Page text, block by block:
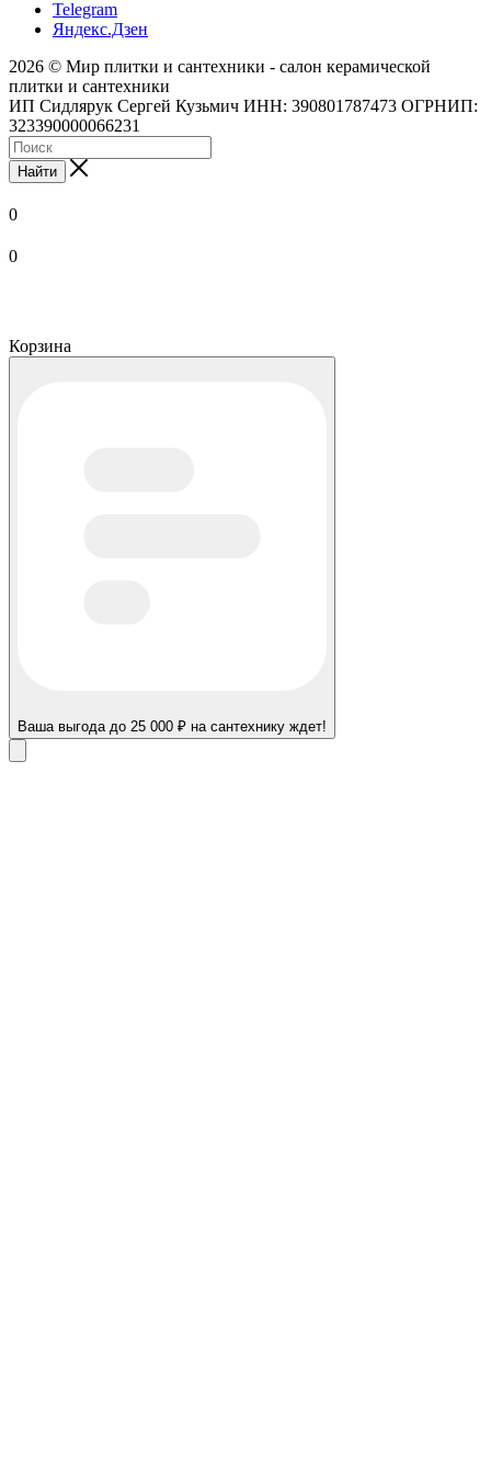
Telegram
Яндекс.Дзен
2026 © Мир плитки и сантехники - салон керамической
плитки и сантехники
ИП Сидлярук Сергей Кузьмич ИНН: 390801787473 ОГРНИП:
323390000066231
Найти
0
0
Корзина
Ваша выгода до 25 000 ₽ на сантехнику ждет!